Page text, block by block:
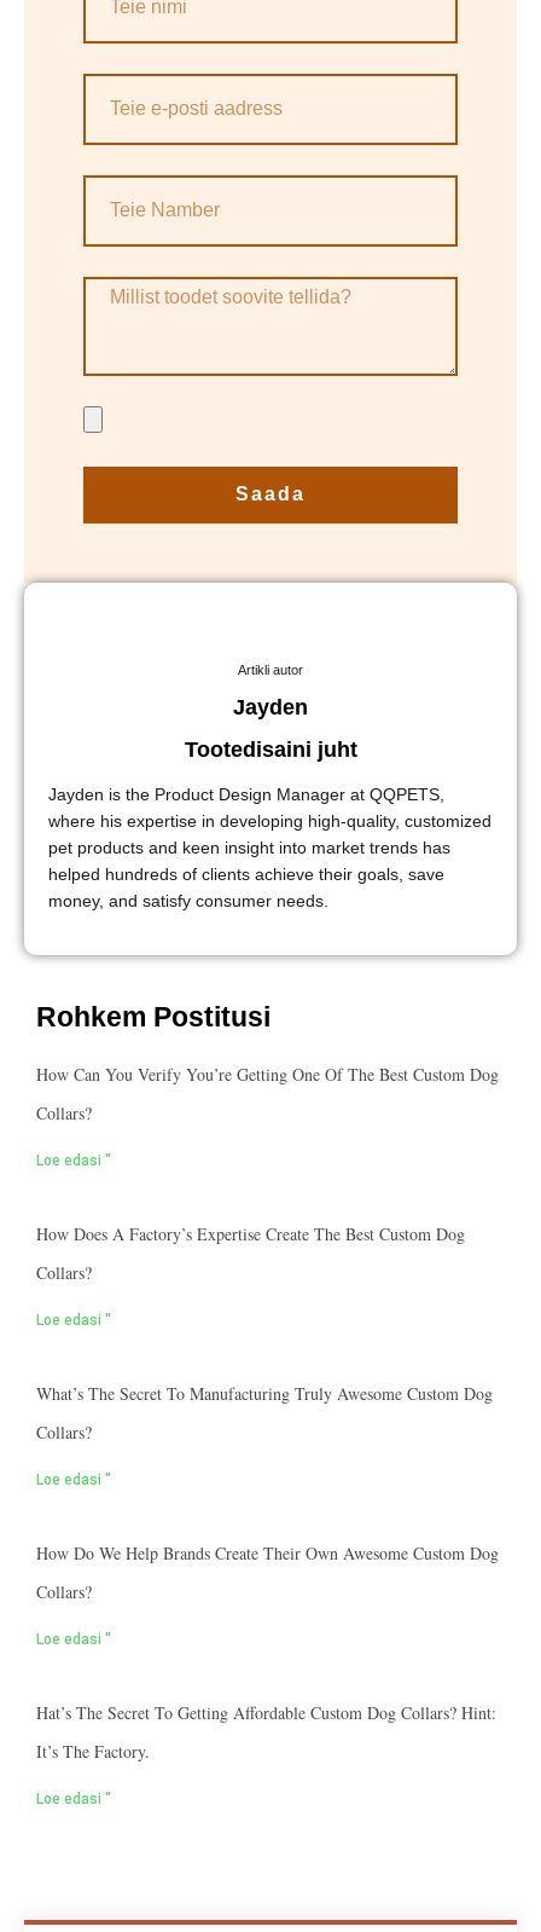
Saada
Artikli autor
Jayden
Tootedisaini juht
Jayden is the Product Design Manager at QQPETS,
where his expertise in developing high-quality, customized
pet products and keen insight into market trends has
helped hundreds of clients achieve their goals, save
money, and satisfy consumer needs.
Rohkem Postitusi
How Can You Verify You’re Getting One Of The Best Custom Dog
Collars?
Loe edasi "
How Does A Factory’s Expertise Create The Best Custom Dog
Collars?
Loe edasi "
What’s The Secret To Manufacturing Truly Awesome Custom Dog
Collars?
Loe edasi "
How Do We Help Brands Create Their Own Awesome Custom Dog
Collars?
Loe edasi "
Hat’s The Secret To Getting Affordable Custom Dog Collars? Hint:
It’s The Factory.
Loe edasi "